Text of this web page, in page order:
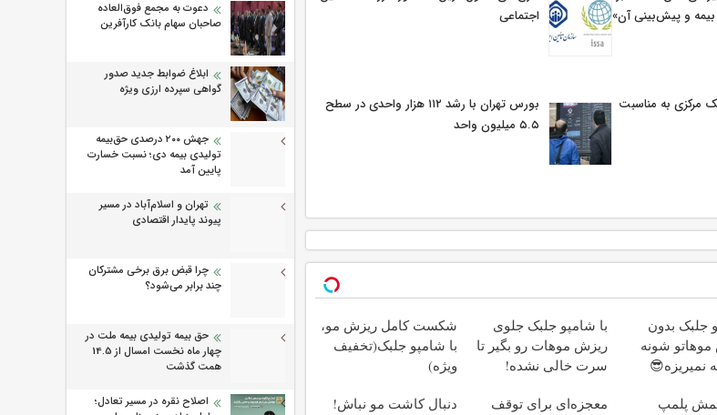
و پیش‌بینی آن»
اجتماعی
مرکزی به مناسبت
بورس تهران با رشد ۱۱۲ هزار واحدی در سطح
۵.۵ میلیون واحد
جلبک بدون
شونه
نمیریزه😎
با شامپو جلبک جلوی
ریزش موهات رو بگیر تا
سرت خالی نشده!
شکست کامل ریزش مو،
با شامپو جلبک(تخفیف
ویژه)
پلمپ
معجزه‌ای برای توقف
دنبال کاشت مو نباش!
دعوت به مجمع فوق‌العاده
صاحبان سهام بانک کارآفرین
ابلاغ ضوابط جدید صدور
گواهی سپرده ارزی ویژه
جهش ۲۰۰ درصدی حق‌بیمه
تولیدی بیمه دی؛ نسبت خسارت
پایین آمد
تهران و اسلام‌آباد در مسیر
پیوند پایدار اقتصادی
چرا قبض برق برخی مشترکان
چند برابر می‌شود؟
حق بیمه تولیدی بیمه ملت در
چهار ماه نخست امسال از 14.5
همت گذشت
اصلاح نقره در مسیر تعادل؛